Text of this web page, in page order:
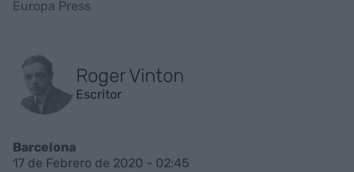
Europa Press
Roger Vinton
Escritor
Barcelona
17 de Febrero de 2020 - 02:45